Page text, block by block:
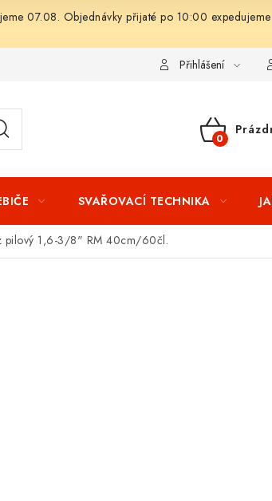
07.08. Objednávky přijaté po 10:00 expedujeme
Splátkový prodej
Přihlášení
NÁKUPNÍ
SVAŘOVACÍ TECHNIKA
pilový 1,6-3/8" RM 40cm/60čl.